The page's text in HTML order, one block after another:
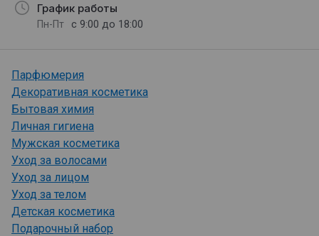
График работы
Пн-Пт с 9:00 до 18:00
Парфюмерия
Декоративная косметика
Бытовая химия
Личная гигиена
Мужская косметика
Уход за волосами
Уход за лицом
Уход за телом
Детская косметика
Подарочный набор